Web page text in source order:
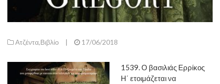
Ατζέντα,Βιβλίο | 17/06/2018
1539. Ο βασιλιάς Ερρίκος
Η΄ ετοιμάζεται να